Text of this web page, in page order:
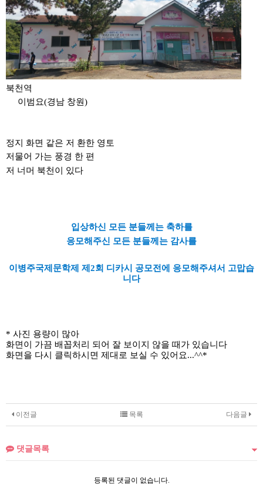
북천역
이범요(경남 창원)
정지 화면 같은 저 환한 영토
저물어 가는 풍경 한 편
저 너머 북천이 있다
입상하신 모든 분들께는 축하를
응모해주신 모든 분들께는 감사를
이병주국제문학제 제2회 디카시 공모전에 응모해주셔서 고맙습
니다
* 사진 용량이 많아
화면이 가끔 배꼽처리 되어 잘 보이지 않을 때가 있습니다
화면을 다시 클릭하시면 제대로 보실 수 있어요...​^^*
이전글 다음글
목록
댓글목록
등록된 댓글이 없습니다.